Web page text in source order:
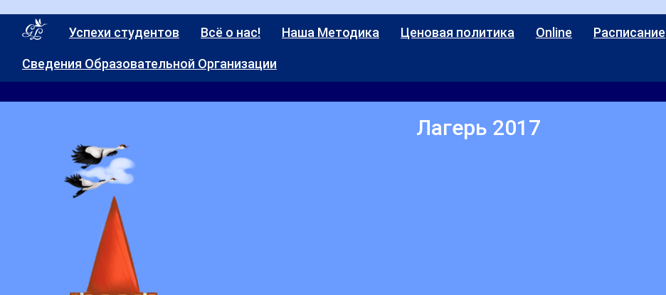
Успехи студентов Всё о нас! Наша Методика Ценовая политика Online Расписание
Сведения Образовательной Организации
Лагерь 2017